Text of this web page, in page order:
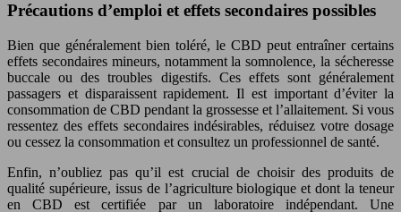
Précautions d’emploi et effets secondaires possibles
Bien que généralement bien toléré, le CBD peut entraîner certains
effets secondaires mineurs, notamment la somnolence, la sécheresse
buccale ou des troubles digestifs. Ces effets sont généralement
passagers et disparaissent rapidement. Il est important d’éviter la
consommation de CBD pendant la grossesse et l’allaitement. Si vous
ressentez des effets secondaires indésirables, réduisez votre dosage
ou cessez la consommation et consultez un professionnel de santé.
Enfin, n’oubliez pas qu’il est crucial de choisir des produits de
qualité supérieure, issus de l’agriculture biologique et dont la teneur
en CBD est certifiée par un laboratoire indépendant. Une